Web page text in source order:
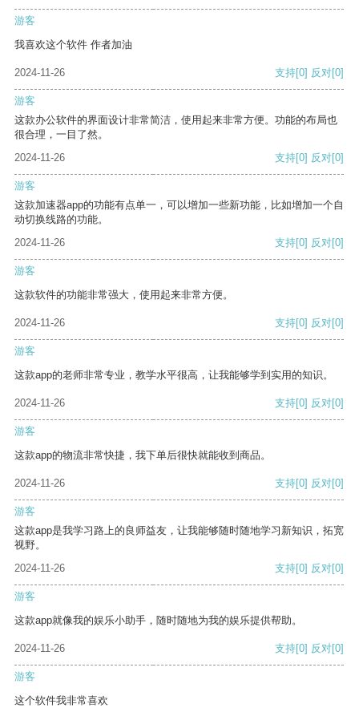
游客
我喜欢这个软件 作者加油
2024-11-26 支持[0] 反对[0]
游客
这款办公软件的界面设计非常简洁，使用起来非常方便。功能的布局也
很合理，一目了然。
2024-11-26
支持[0] 反对[0]
游客
这款加速器app的功能有点单一，可以增加一些新功能，比如增加一个自
动切换线路的功能。
2024-11-26
支持[0] 反对[0]
游客
这款软件的功能非常强大，使用起来非常方便。
2024-11-26 支持[0] 反对[0]
游客
这款app的老师非常专业，教学水平很高，让我能够学到实用的知识。
2024-11-26 支持[0] 反对[0]
游客
这款app的物流非常快捷，我下单后很快就能收到商品。
2024-11-26 支持[0] 反对[0]
游客
这款app是我学习路上的良师益友，让我能够随时随地学习新知识，拓宽
视野。
2024-11-26
支持[0] 反对[0]
游客
这款app就像我的娱乐小助手，随时随地为我的娱乐提供帮助。
2024-11-26 支持[0] 反对[0]
游客
这个软件我非常喜欢